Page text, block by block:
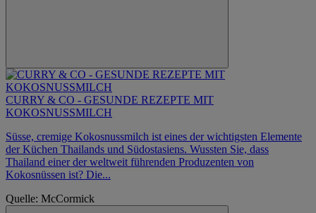
CURRY & CO - GESUNDE REZEPTE MIT
KOKOSNUSSMILCH
Süsse, cremige Kokosnussmilch ist eines der wichtigsten Elemente
der Küchen Thailands und Südostasiens. Wussten Sie, dass
Thailand einer der weltweit führenden Produzenten von
Kokosnüssen ist? Die...
Quelle: McCormick